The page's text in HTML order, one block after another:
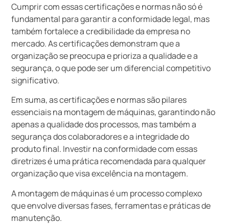
Cumprir com essas certificações e normas não só é
fundamental para garantir a conformidade legal, mas
também fortalece a credibilidade da empresa no
mercado. As certificações demonstram que a
organização se preocupa e prioriza a qualidade e a
segurança, o que pode ser um diferencial competitivo
significativo.
Em suma, as certificações e normas são pilares
essenciais na montagem de máquinas, garantindo não
apenas a qualidade dos processos, mas também a
segurança dos colaboradores e a integridade do
produto final. Investir na conformidade com essas
diretrizes é uma prática recomendada para qualquer
organização que visa excelência na montagem.
A montagem de máquinas é um processo complexo
que envolve diversas fases, ferramentas e práticas de
manutenção.